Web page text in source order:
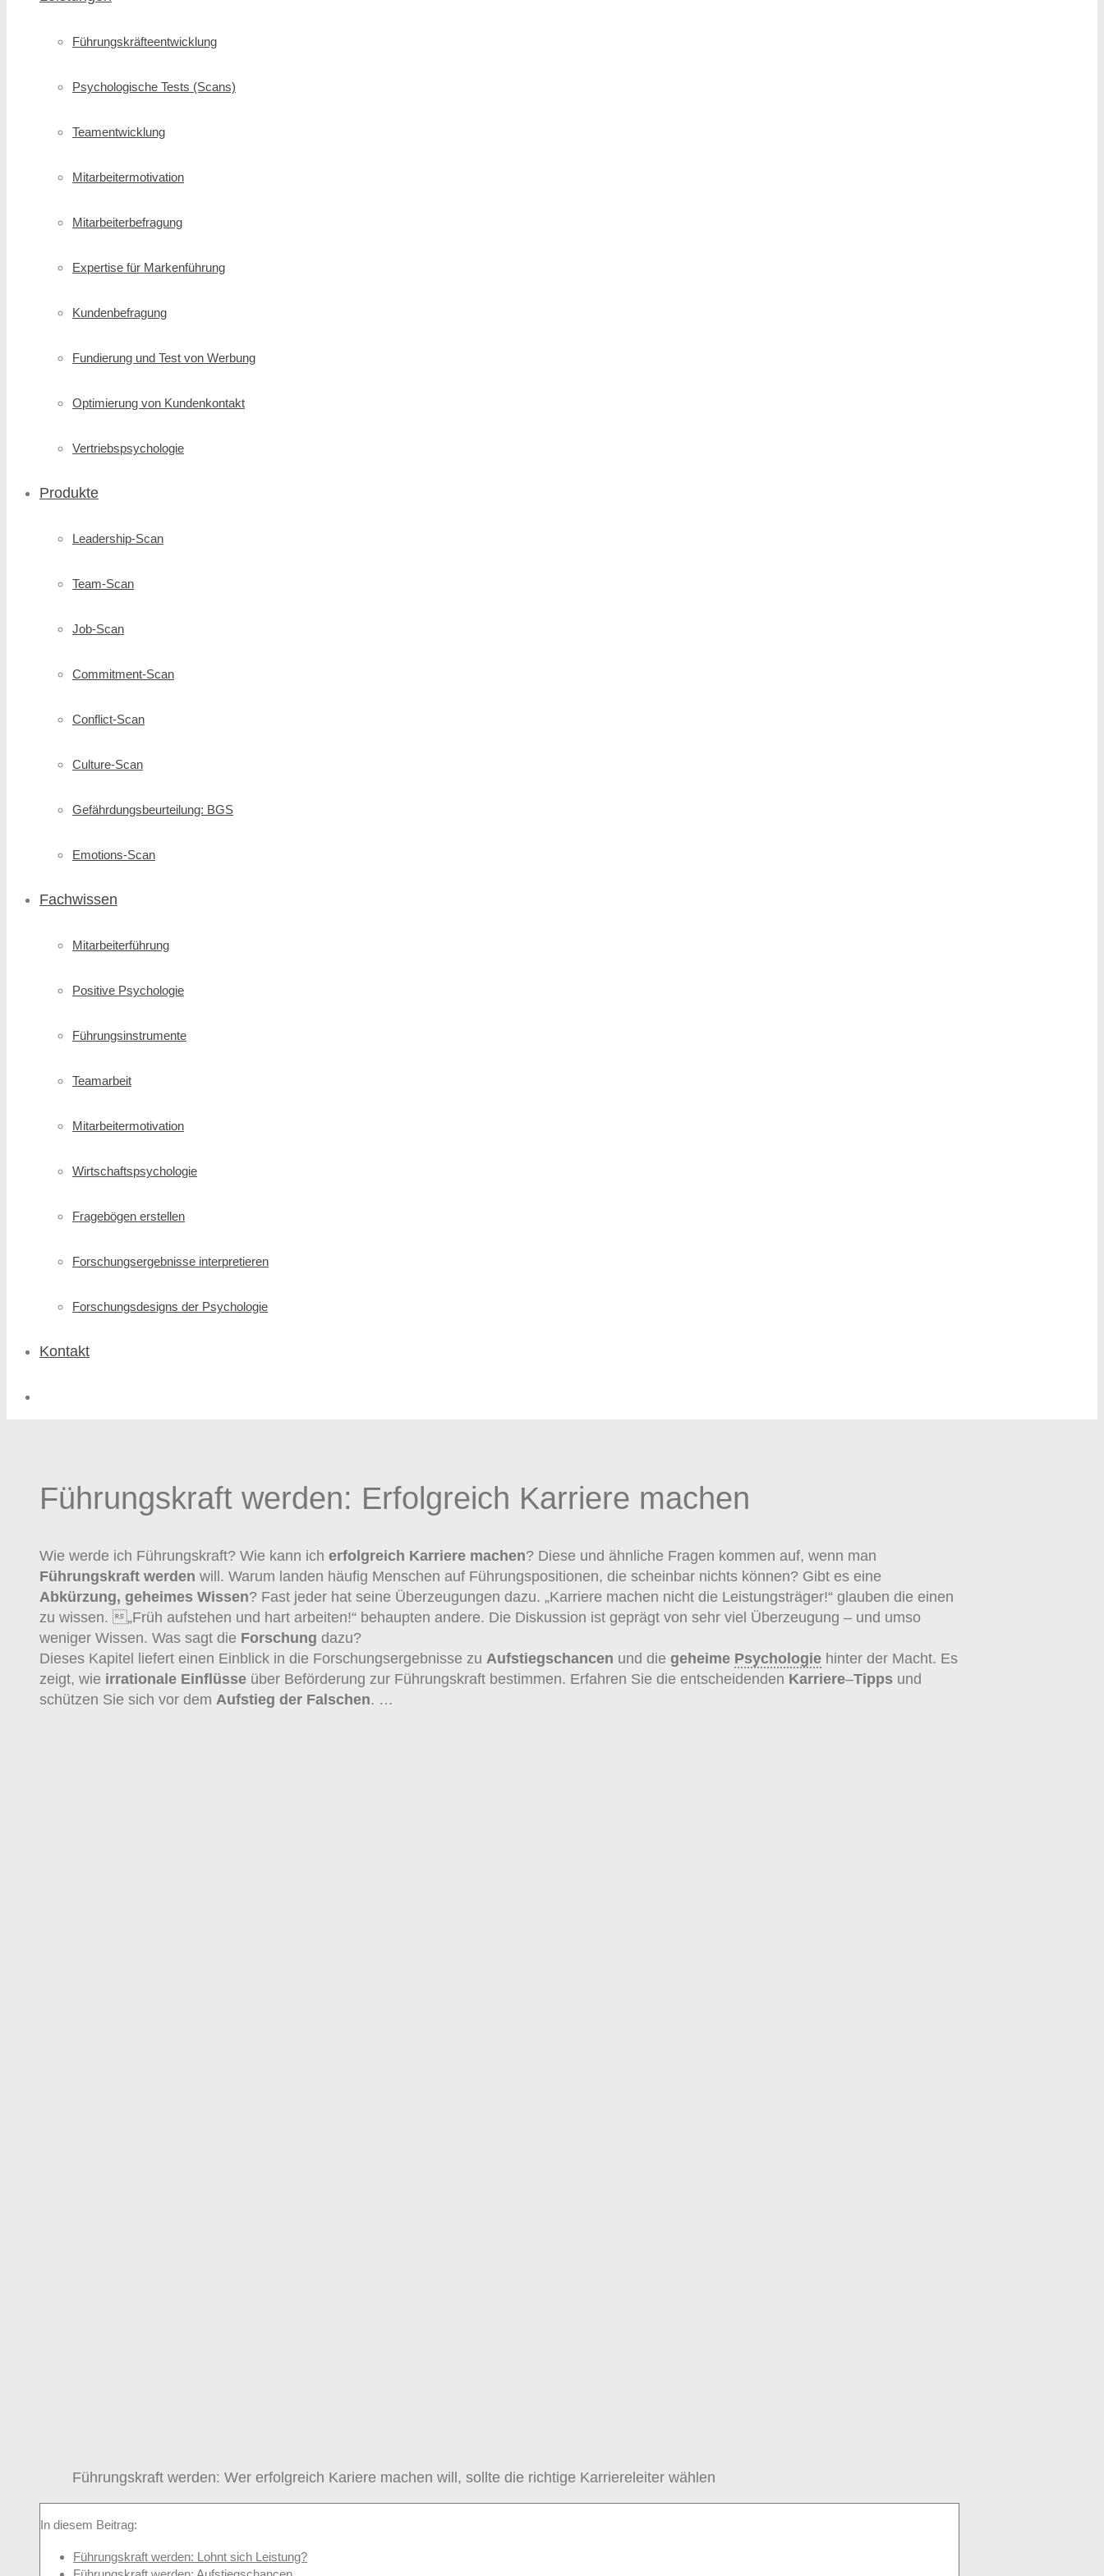
Führungskräfte­entwicklung
Psychologische Tests (Scans)
Teamentwicklung
Mitarbeitermotivation
Mitarbeiterbefragung
Expertise für Markenführung
Kundenbefragung
Fundierung und Test von Werbung
Optimierung von Kundenkontakt
Vertriebspsychologie
Produkte
Leadership-Scan
Team-Scan
Job-Scan
Commitment-Scan
Conflict-Scan
Culture-Scan
Gefährdungsbeurteilung: BGS
Emotions-Scan
Fachwissen
Mitarbeiterführung
Positive Psychologie
Führungsinstrumente
Teamarbeit
Mitarbeitermotivation
Wirtschafts­psychologie
Fragebögen erstellen
Forschungs­ergebnisse interpretieren
Forschungsdesigns der Psychologie
Kontakt
Führungskraft werden: Erfolgreich Karriere machen
Wie werde ich Führungskraft? Wie kann ich erfolgreich Karriere machen? Diese und ähnliche Fragen kommen auf, wenn man
Führungskraft werden will. Warum landen häufig Menschen auf Führungspositionen, die scheinbar nichts können? Gibt es eine
Abkürzung, geheimes Wissen? Fast jeder hat seine Überzeugungen dazu. „Karriere machen nicht die Leistungsträger!“ glauben die einen
zu wissen. „Früh aufstehen und hart arbeiten!“ behaupten andere. Die Diskussion ist geprägt von sehr viel Überzeugung – und umso
weniger Wissen. Was sagt die Forschung dazu?
Dieses Kapitel liefert einen Einblick in die Forschungsergebnisse zu Aufstiegschancen und die geheime Psychologie hinter der Macht. Es
zeigt, wie irrationale Einflüsse über Beförderung zur Führungskraft bestimmen. Erfahren Sie die entscheidenden Karriere–Tipps und
schützen Sie sich vor dem Aufstieg der Falschen. …
Führungskraft werden: Wer erfolgreich Kariere machen will, sollte die richtige Karriereleiter wählen
In diesem Beitrag:
Führungskraft werden: Lohnt sich Leistung?